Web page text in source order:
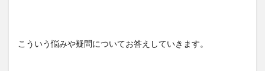
こういう悩みや疑問についてお答えしていきます。